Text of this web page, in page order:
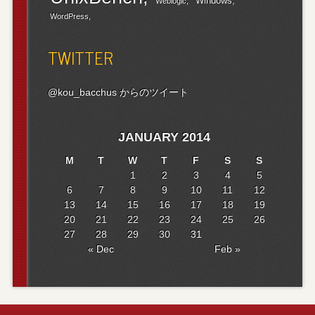
WordPress
TWITTER
@kou_bacchus からのツイート
JANUARY 2014
M T W T F S S
« Dec Feb »
1 2 3 4
5
6
7 8 9 10 11
12
13
14 15 16 17 18
19
20
21 22 23 24 25
26
27
28 29 30 31